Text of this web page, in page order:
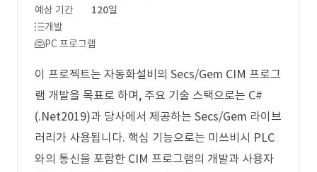
예상 기간
120일
개발
PC 프로그램
이 프로젝트는 자동화설비의 Secs/Gem CIM 프로그
램 개발을 목표로 하며, 주요 기술 스택으로는 C#
(.Net2019)과 당사에서 제공하는 Secs/Gem 라이브
러리가 사용됩니다. 핵심 기능으로는 미쓰비시 PLC
와의 통신을 포함한 CIM 프로그램의 개발과 사용자